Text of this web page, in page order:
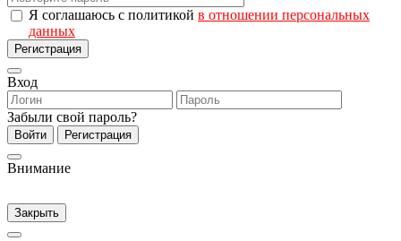
Я соглашаюсь с политикой в отношении персональных
данных
Регистрация
Вход
Забыли свой пароль?
Войти Регистрация
Внимание
Закрыть